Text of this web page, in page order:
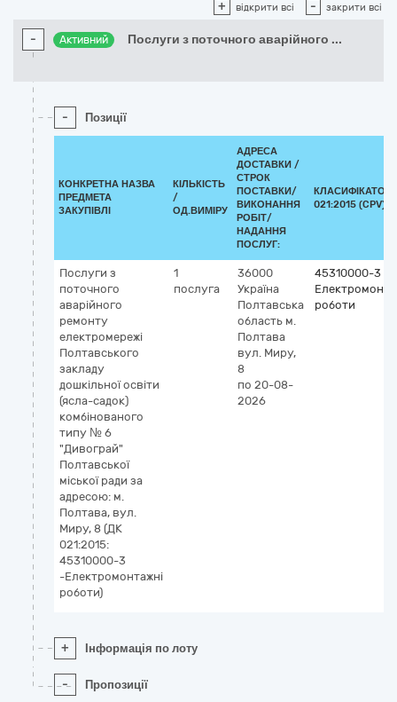
+ відкрити всі - закрити всі
- Активний Послуги з поточного аварійного ...
- Позиції
КОНКРЕТНА НАЗВА
ПРЕДМЕТА
ЗАКУПІВЛІ
КІЛЬКІСТЬ
/
ОД.ВИМІРУ
АДРЕСА
ДОСТАВКИ /
СТРОК
ПОСТАВКИ/
ВИКОНАННЯ
РОБІТ/
НАДАННЯ
ПОСЛУГ:
КЛАСИФІКАТОР
021:2015 (CPV)
Послуги з
поточного
аварійного
ремонту
електромережі
Полтавського
закладу
дошкільної освіти
(ясла-садок)
комбінованого
типу № 6
"Дивограй"
Полтавської
міської ради за
адресою: м.
Полтава, вул.
Миру, 8 (ДК
021:2015:
45310000-3
-Електромонтажні
роботи)
1
послуга
36000
Україна
Полтавська
область м.
Полтава
вул. Миру,
8
по 20-08-
2026
45310000-3
роботи
+ Інформація по лоту
- Пропозиції